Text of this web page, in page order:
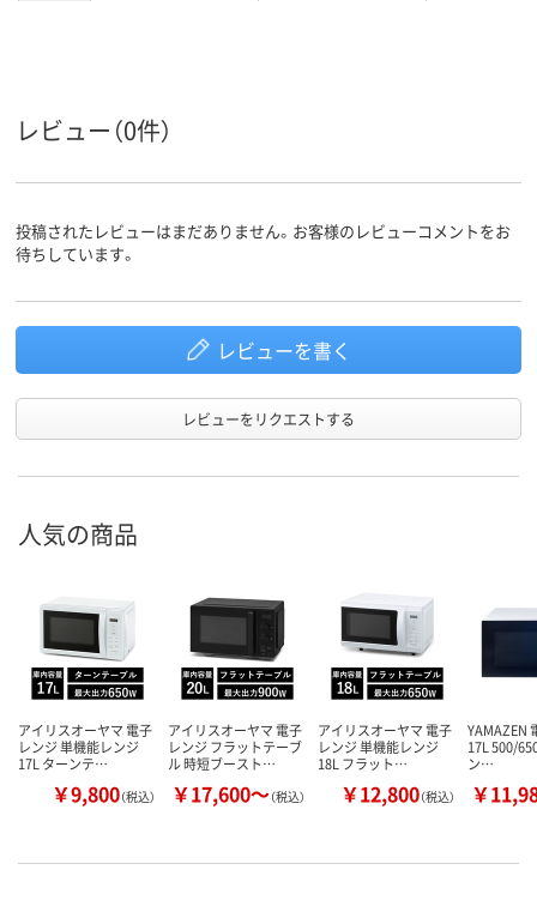
重量 約10.12kg
レビュー（0件）
投稿されたレビューはまだありません。お客様のレビューコメントをお
待ちしています。
レビューを書く
レビューをリクエストする
人気の商品
アイリスオーヤマ 電子
レンジ 単機能レンジ
17L ターンテ…
￥9,800（税込）
アイリスオーヤマ 電子
レンジ フラットテーブ
ル 時短ブースト…
￥17,600～（税込）
アイリスオーヤマ 電子
レンジ 単機能レンジ
18L フラット…
￥12,800（税込）
YAMAZEN
17L 500/
ン…
￥